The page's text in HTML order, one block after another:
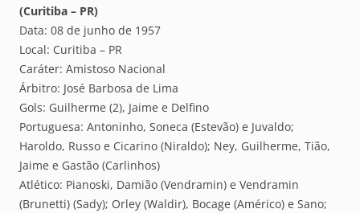
(Curitiba – PR)
Data: 08 de junho de 1957
Local: Curitiba – PR
Caráter: Amistoso Nacional
Árbitro: José Barbosa de Lima
Gols: Guilherme (2), Jaime e Delfino
Portuguesa: Antoninho, Soneca (Estevão) e Juvaldo;
Haroldo, Russo e Cicarino (Niraldo); Ney, Guilherme, Tião,
Jaime e Gastão (Carlinhos)
Atlético: Pianoski, Damião (Vendramin) e Vendramin
(Brunetti) (Sady); Orley (Waldir), Bocage (Américo) e Sano;